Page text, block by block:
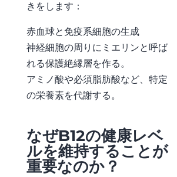
きをします：
赤血球と免疫系細胞の生成
神経細胞の周りにミエリンと呼ば
れる保護絶縁層を作る。
アミノ酸や必須脂肪酸など、特定
の栄養素を代謝する。
なぜB12の健康レベ
ルを維持することが
重要なのか？